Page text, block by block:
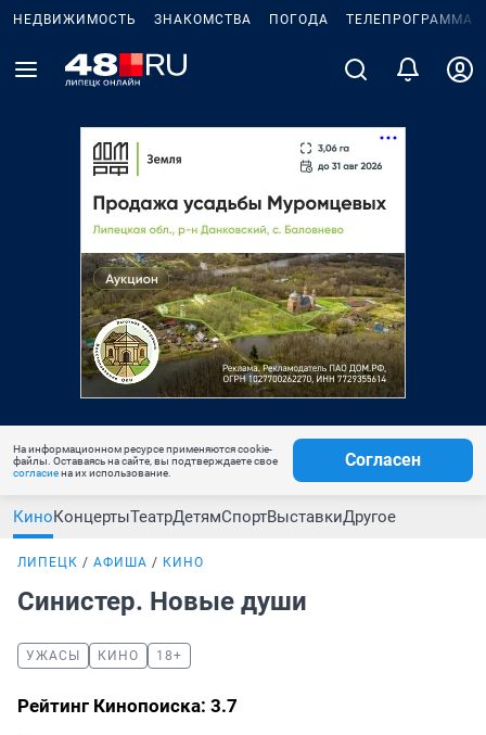
НЕДВИЖИМОСТЬ ЗНАКОМСТВА ПОГОДА ТЕЛЕПРОГРАММА
На информационном ресурсе применяются cookie-
файлы. Оставаясь на сайте, вы подтверждаете свое
согласиена их использование.
Согласен
КиноКонцертыТеатрДетямСпортВыставкиДругое
ЛИПЕЦК АФИША КИНО
Синистер. Новые души
УЖАСЫ КИНО 18+
Рейтинг Кинопоиска: 3.7